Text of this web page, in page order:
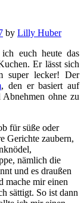
by Lilly Huber
euch heute das
Er lässt sich
super lecker! Der
, den er basiert auf
ohne zu
für süße oder
Gerichte zaubern,
nämlich die
und es draußen
mache mir einen
sättigt. So ist dann